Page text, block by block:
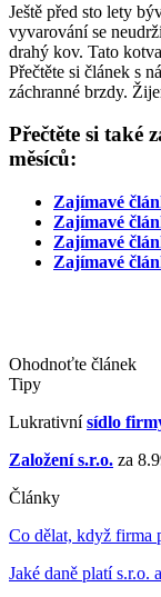
Ještě před sto lety
vyvarování se
drahý kov. Tato
Přečtěte si článek s
záchranné brzdy.
Přečtěte si také
měsíců:
Zajímavé
Zajímavé
Zajímavé
Zajímavé
Ohodnoťte článek
Tipy
Lukrativnísídlo
Založení s.r.o. za
Články
Co dělat, když firma
Jaké daně platí s.r.o.